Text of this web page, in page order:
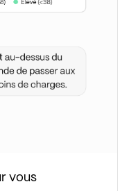
vous